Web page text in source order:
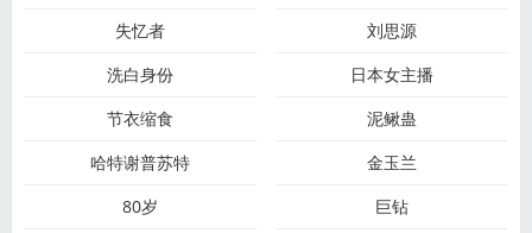
失忆者
刘思源
洗白身份
日本女主播
节衣缩食
泥鳅蛊
哈特谢普苏特
金玉兰
80岁
巨钻